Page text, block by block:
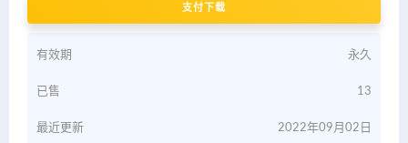
支付下载
有效期 永久
已售 13
最近更新 2022年09月02日